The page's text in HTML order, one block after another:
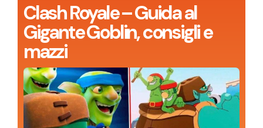
Clash Royale – Guida al
Gigante Goblin, consigli e
mazzi